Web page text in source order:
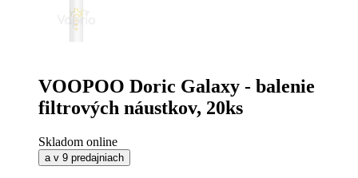
VOOPOO Doric Galaxy - balenie
filtrových náustkov, 20ks
Skladom online
a v 9 predajniach